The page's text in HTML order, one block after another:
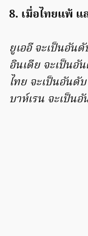
8. เมื่อไทยแพ้ แ
ยูเออี จะเป็นอัน
อินเดีย จะเป็นอั
ไทย จะเป็นอันดั
บาห์เรน จะเป็น